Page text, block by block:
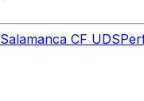
Salamanca CF UDS